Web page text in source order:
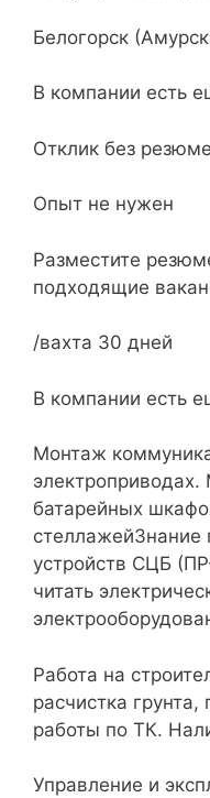
Белогорск
В компании есть
Отклик без резюме
Опыт не нужен
Разместите
подходящие
/вахта 30 дней
В компании есть
Монтаж
батарейных
стеллажейЗнание
устройств СЦБ
читать
Работа на
расчистка
работы по ТК.
Управление и